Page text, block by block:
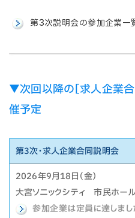
第3次説明会の参加企業一
▼次回以降の［求人企業
催予定
第3次・求人企業合同説明会
2026年9月18日（金）
大宮ソニックシティ 市民ホール
参加企業は定員に達しまし